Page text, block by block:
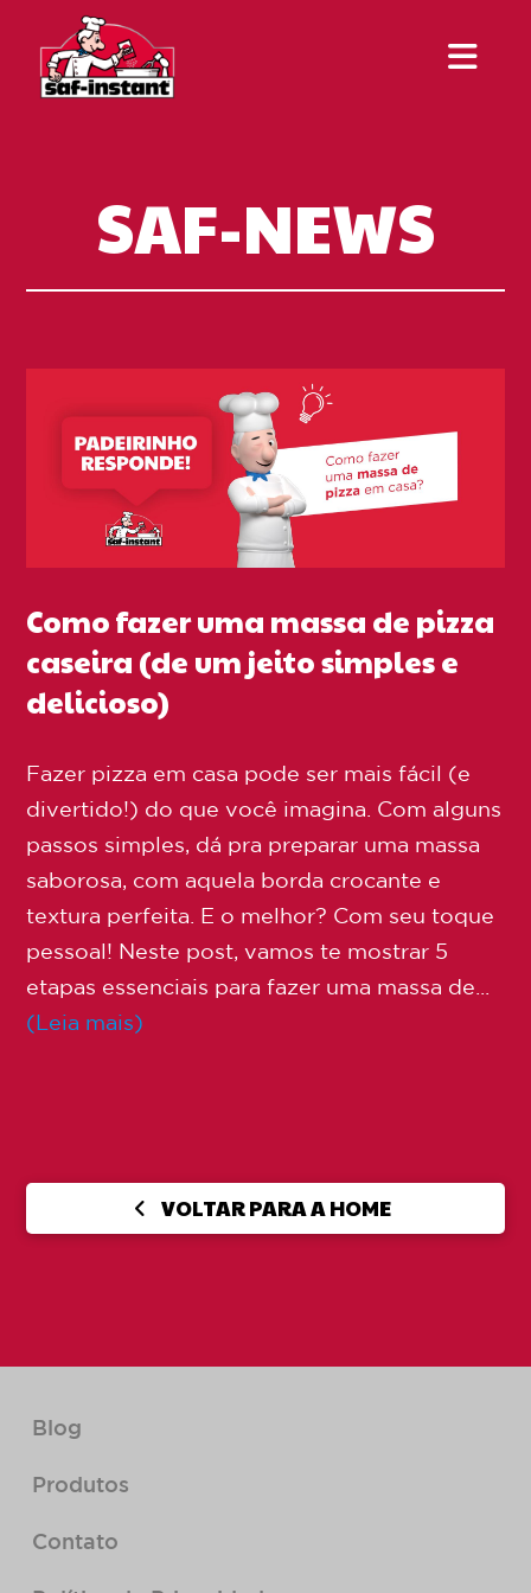
SAF-NEWS
Como fazer uma massa de pizza
caseira (de um jeito simples e
delicioso)
Fazer pizza em casa pode ser mais fácil (e
divertido!) do que você imagina. Com alguns
passos simples, dá pra preparar uma massa
saborosa, com aquela borda crocante e
textura perfeita. E o melhor? Com seu toque
pessoal! Neste post, vamos te mostrar 5
etapas essenciais para fazer uma massa de...
(Leia mais)
VOLTAR PARA A HOME
Blog
Produtos
Contato